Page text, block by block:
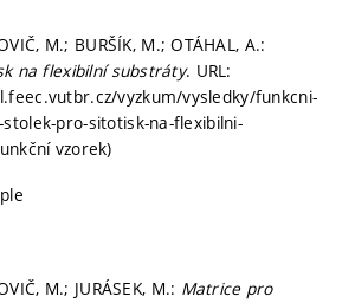
M.; BURŠÍK, M.; OTÁHAL, A.:
na flexibilní substráty. URL:
vyzkum/vysledky/funkcni-
pro-sitotisk-na-flexibilni-
vzorek)
M.; JURÁSEK, M.: Matrice pro